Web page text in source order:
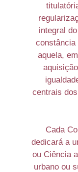
integral
constância
aquela,
centrais
Cada
dedicará a
ou Ciência
urbano ou